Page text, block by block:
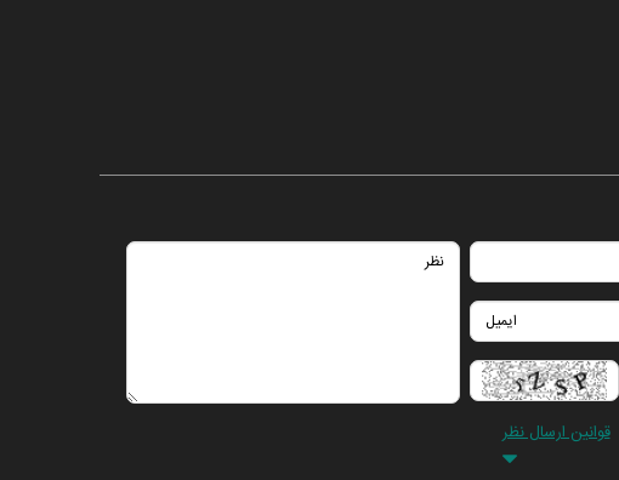
قوانین ارسال نظر